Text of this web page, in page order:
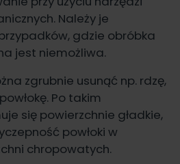
Należy je
gdzie obróbka
jest niemożliwa.
zgrubnie usunąć np. rdzę,
Po takim
się powierzchnie gładkie,
powłoki w
chropowatych.